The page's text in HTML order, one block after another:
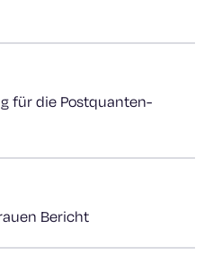
für die Postquanten-
Bericht